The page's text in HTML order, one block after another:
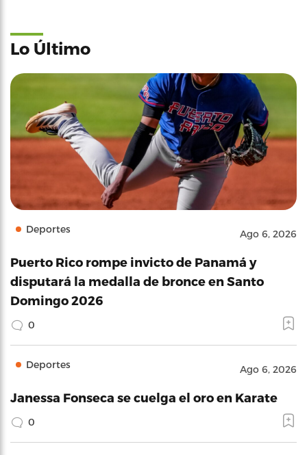
Lo Último
Deportes Ago 6, 2026
Puerto Rico rompe invicto de Panamá y
disputará la medalla de bronce en Santo
Domingo 2026
0
Deportes Ago 6, 2026
Janessa Fonseca se cuelga el oro en Karate
0